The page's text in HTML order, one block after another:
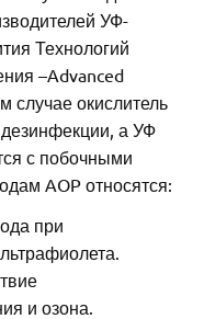
УФ-
Технологий
–Advanced
случае окислитель
а УФ
с побочными
AOP относятся:
при
и озона.